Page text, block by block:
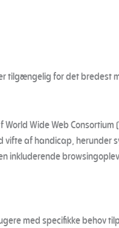
tilgængelig for det bredest
Wide Web Consortium
vifte af handicap, herunder
inkluderende
med specifikke behov